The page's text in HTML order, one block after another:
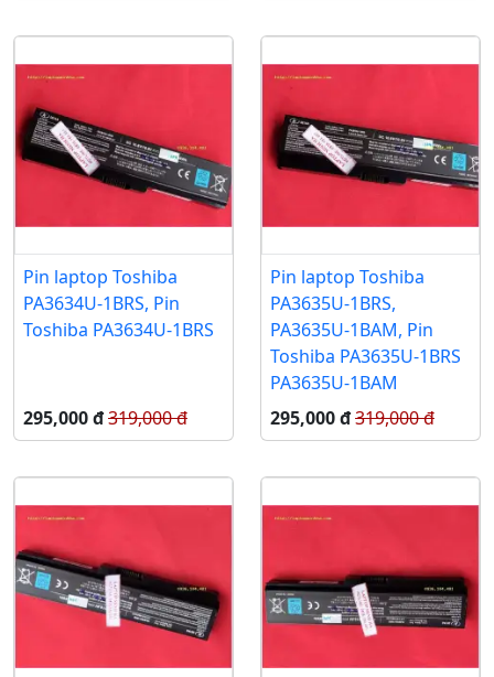
Pin laptop Toshiba
PA3634U-1BRS, Pin
Toshiba PA3634U-1BRS
295,000 đ319,000 đ
Pin laptop Toshiba
PA3635U-1BRS,
PA3635U-1BAM, Pin
Toshiba PA3635U-1BRS
PA3635U-1BAM
295,000 đ319,000 đ